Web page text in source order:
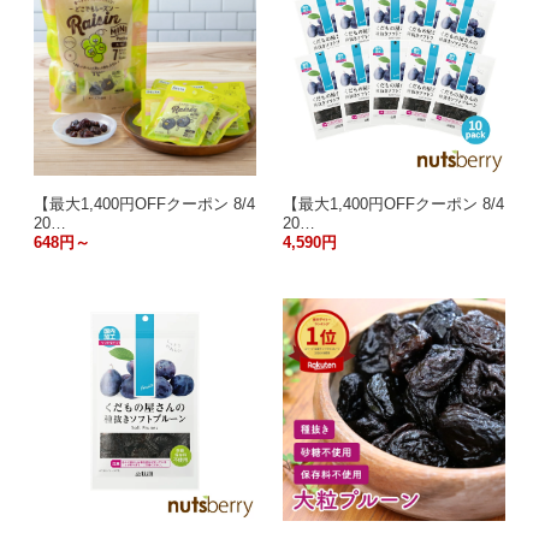
【最大1,400円OFFクーポン 8/4
20…
648円～
【最大1,400円OFFクーポン 8/4
20…
4,590円